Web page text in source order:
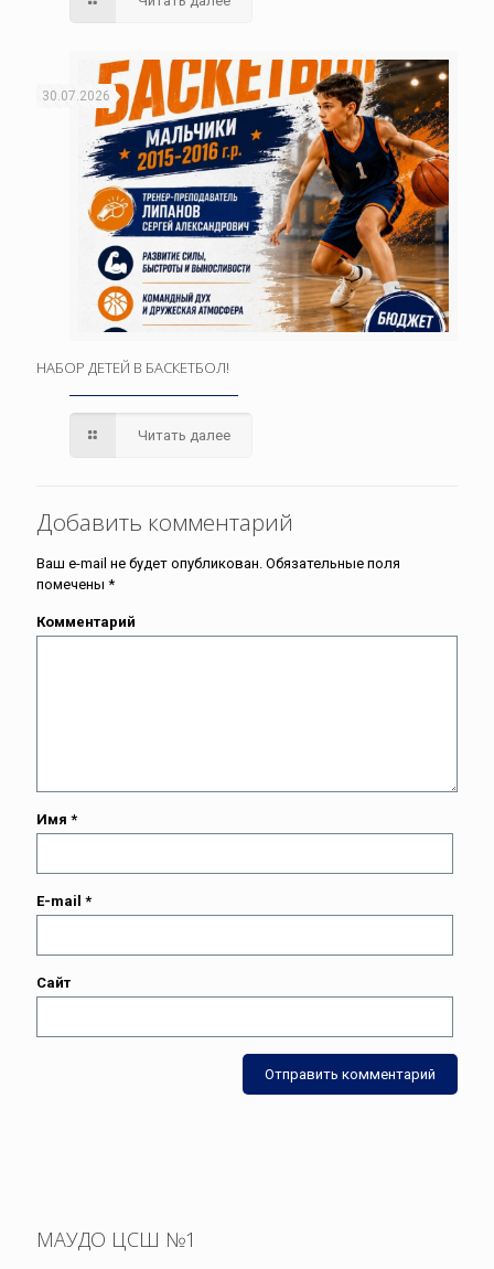
30.07.2026
НАБОР ДЕТЕЙ В БАСКЕТБОЛ!
Читать далее
Добавить комментарий
Ваш e-mail не будет опубликован. Обязательные поля
помечены *
Комментарий
Имя *
E-mail *
Сайт
МАУДО ЦСШ №1